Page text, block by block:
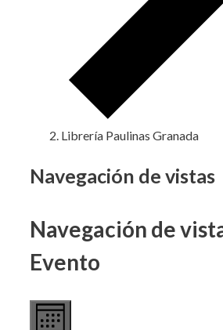
Librería Paulinas Granada
Eventos
Navegación de vistas
Navegación de
Evento